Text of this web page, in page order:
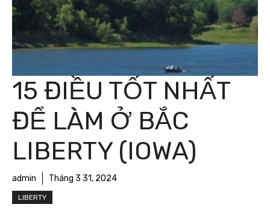
15 ĐIỀU TỐT NHẤT
ĐỂ LÀM Ở BẮC
LIBERTY (IOWA)
admin Tháng 3 31, 2024
LIBERTY